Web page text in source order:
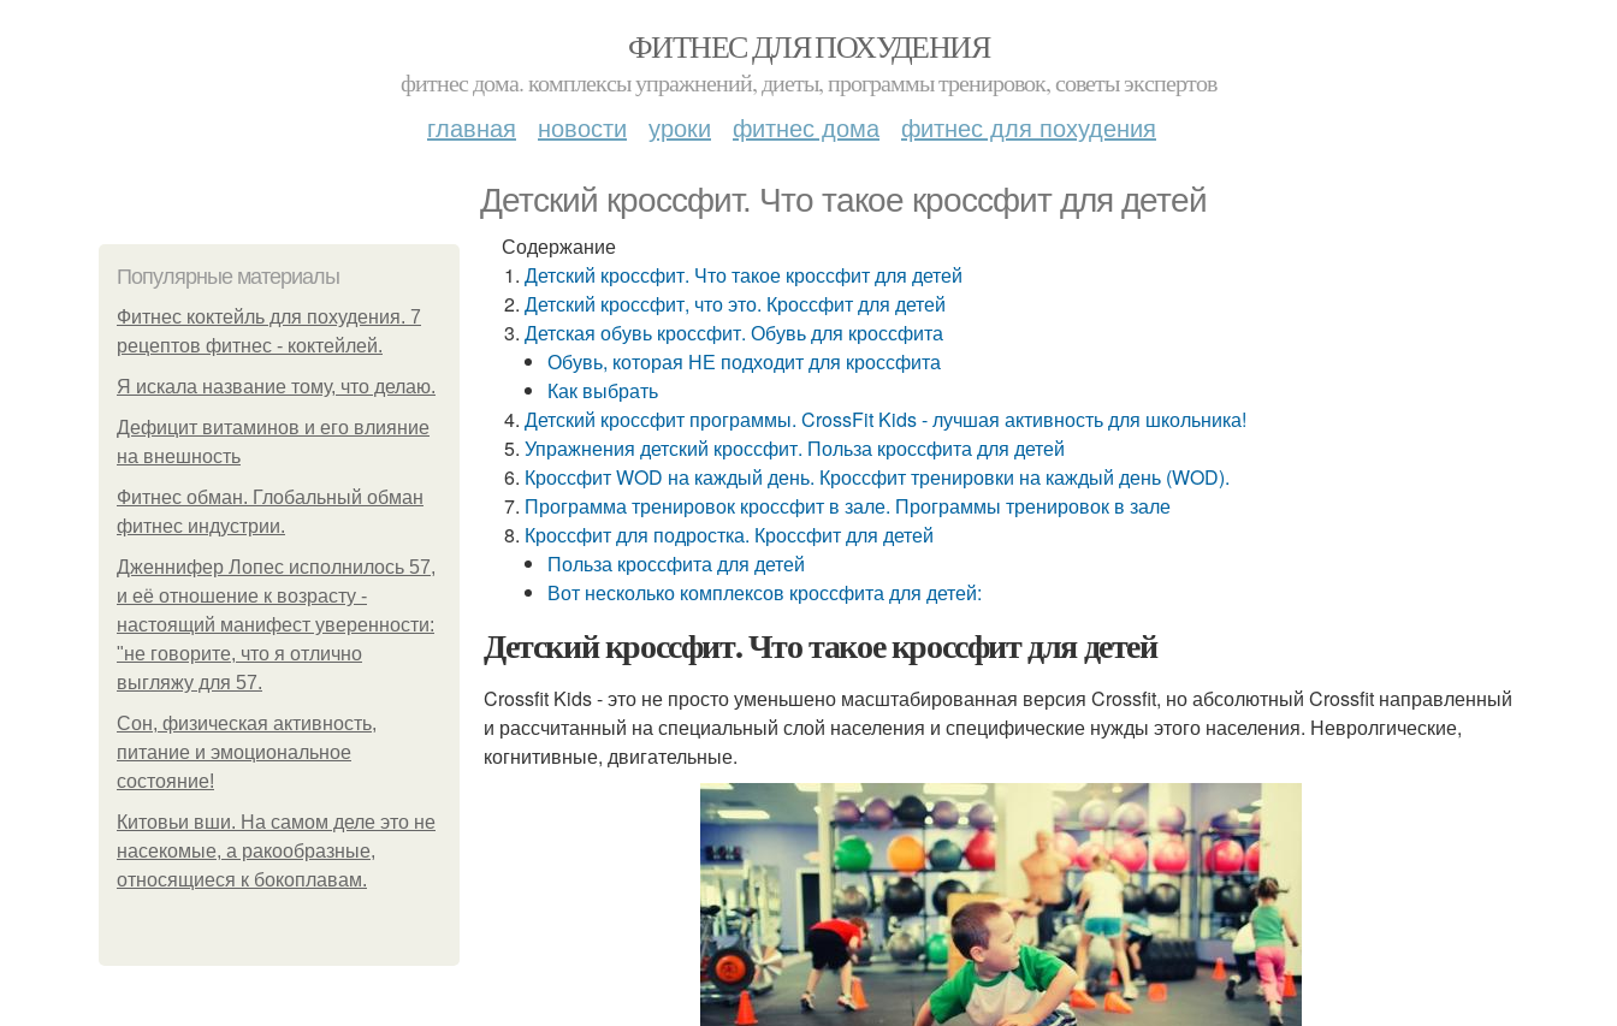
ФИТНЕС ДЛЯ ПОХУДЕНИЯ
фитнес дома. комплексы упражнений, диеты, программы тренировок, советы экспертов
главная новости уроки фитнес дома фитнес для похудения
Детский кроссфит. Что такое кроссфит для детей
Популярные материалы
Фитнес коктейль для похудения. 7
рецептов фитнес - коктейлей.
Я искала название тому, что делаю.
Дефицит витаминов и его влияние
на внешность
Фитнес обман. Глобальный обман
фитнес индустрии.
Дженнифер Лопес исполнилось 57,
и её отношение к возрасту -
настоящий манифест уверенности:
"не говорите, что я отлично
выгляжу для 57.
Сон, физическая активность,
питание и эмоциональное
состояние!
Китовьи вши. На самом деле это не
насекомые, а ракообразные,
относящиеся к бокоплавам.
Содержание
Детский кроссфит. Что такое кроссфит для детей
Детский кроссфит, что это. Кроссфит для детей
Детская обувь кроссфит. Обувь для кроссфита
Обувь, которая НЕ подходит для кроссфита
Как выбрать
Детский кроссфит программы. CrossFit Kids - лучшая активность для школьника!
Упражнения детский кроссфит. Польза кроссфита для детей
Кроссфит WOD на каждый день. Кроссфит тренировки на каждый день (WOD).
Программа тренировок кроссфит в зале. Программы тренировок в зале
Кроссфит для подростка. Кроссфит для детей
Польза кроссфита для детей
Вот несколько комплексов кроссфита для детей:
Детский кроссфит. Что такое кроссфит для детей
Crossfit Kids - это не просто уменьшено масштабированная версия Crossfit, но абсолютный Crossfit направленный
и рассчитанный на специальный слой населения и специфические нужды этого населения. Невролгические,
когнитивные, двигательные.